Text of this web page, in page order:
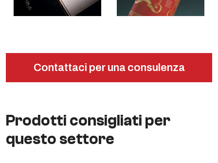
Contattaci per una consulenza
Prodotti consigliati per
questo settore